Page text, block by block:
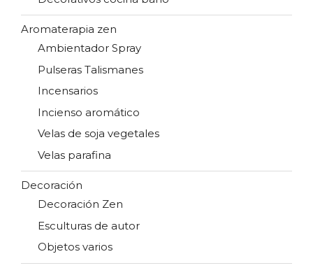
Aromaterapia zen
Ambientador Spray
Pulseras Talismanes
Incensarios
Incienso aromático
Velas de soja vegetales
Velas parafina
Decoración
Decoración Zen
Esculturas de autor
Objetos varios